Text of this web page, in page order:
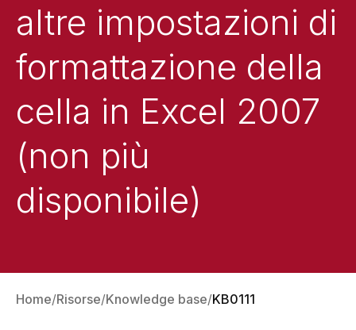
altre impostazioni di
formattazione della
cella in Excel 2007
(non più
disponibile)
Home Risorse Knowledge base KB0111